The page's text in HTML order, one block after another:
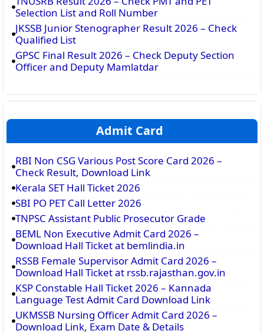
Selection List and Roll Number
JKSSB Junior Stenographer Result 2026 – Check
Qualified List
GPSC Final Result 2026 – Check Deputy Section
Officer and Deputy Mamlatdar
Admit Card
RBI Non CSG Various Post Score Card 2026 –
Check Result, Download Link
Kerala SET Hall Ticket 2026
SBI PO PET Call Letter 2026
TNPSC Assistant Public Prosecutor Grade
BEML Non Executive Admit Card 2026 –
Download Hall Ticket at bemlindia.in
RSSB Female Supervisor Admit Card 2026 –
Download Hall Ticket at rssb.rajasthan.gov.in
KSP Constable Hall Ticket 2026 – Kannada
Language Test Admit Card Download Link
UKMSSB Nursing Officer Admit Card 2026 –
Download Link, Exam Date & Details